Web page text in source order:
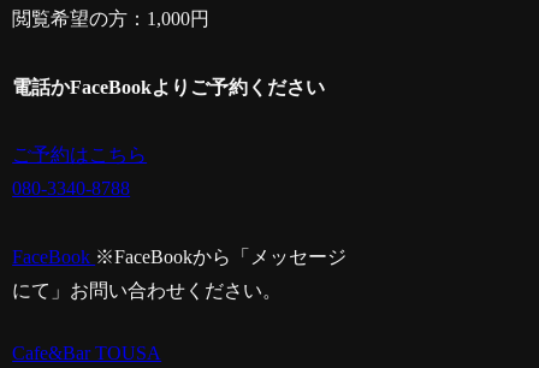
閲覧希望の方：1,000円
電話かFaceBookよりご予約ください
ご予約はこちら
080-3340-8788
FaceBook ※FaceBookから「メッセージ
にて」お問い合わせください。
Cafe&Bar TOUSA